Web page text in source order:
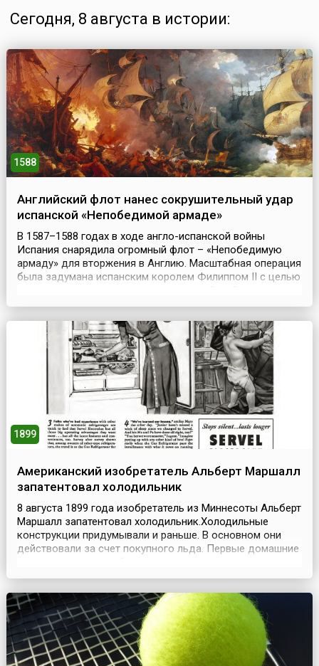
Сегодня, 8 августа в истории:
1588
Английский флот нанес сокрушительный удар
испанской «Непобедимой армаде»
В 1587–1588 годах в ходе англо-испанской войны
Испания снарядила огромный флот – «Непобедимую
армаду» для вторжения в Англию. Масштабная операция
была задумана испанским королем Филиппом II с целью
способствовать планам по возвращению
церкви.Филипп собрал приблизительно 130 больших и
средних военных к...
1899
Американский изобретатель Альберт Маршалл
запатентовал холодильник
8 августа 1899 года изобретатель из Миннесоты Альберт
Маршалл запатентовал холодильник.Холодильные
конструкции придумывали и раньше. В основном они
действовали за счет покупного льда. Первые домашние
В 1911 году фирма «Дженерал электрик» наладила
холодильная машина помещалась в кухонном...